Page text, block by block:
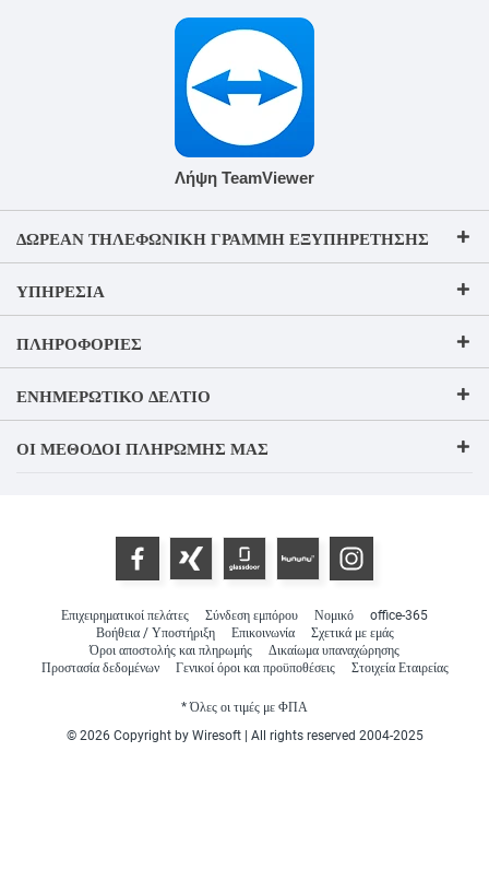
Λήψη TeamViewer
ΔΩΡΕΆΝ ΤΗΛΕΦΩΝΙΚΉ ΓΡΑΜΜΉ ΕΞΥΠΗΡΈΤΗΣΗΣ
ΥΠΗΡΕΣΊΑ
ΠΛΗΡΟΦΟΡΊΕΣ
ΕΝΗΜΕΡΩΤΙΚΌ ΔΕΛΤΊΟ
ΟΙ ΜΈΘΟΔΟΙ ΠΛΗΡΩΜΉΣ ΜΑΣ
Επιχειρηματικοί πελάτες Σύνδεση εμπόρου Νομικό
office-365
Βοήθεια / Υποστήριξη
Επικοινωνία
Σχετικά με εμάς
Όροι αποστολής και πληρωμής
Δικαίωμα υπαναχώρησης
Προστασία δεδομένων
Γενικοί όροι και προϋποθέσεις Στοιχεία Εταιρείας
* Όλες οι τιμές με ΦΠΑ
© 2026 Copyright by Wiresoft | All rights reserved 2004-2025